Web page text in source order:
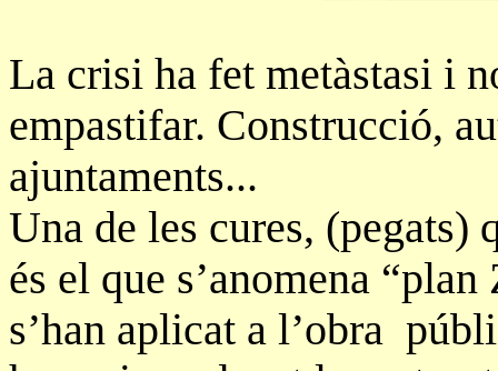
La crisi ha fet metàstasi i
empastifar. Construcció,
ajuntaments...
Una de les cures, (pegats)
és el que s’anomena
s’han aplicat a l’obra